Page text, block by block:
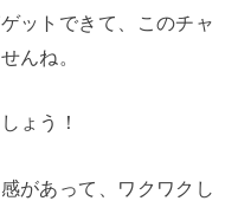
ットできて、このチャ
んね。
ょう！
があって、ワクワクし